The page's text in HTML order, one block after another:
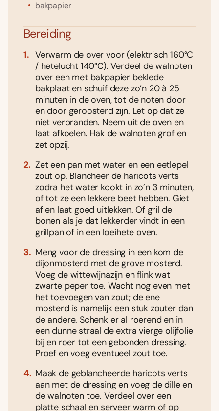
bakpapier
Bereiding
Verwarm de over voor (elektrisch 160°C
/ hetelucht 140°C). Verdeel de walnoten
over een met bakpapier beklede
bakplaat en schuif deze zo’n 20 à 25
minuten in de oven, tot de noten door
en door geroosterd zijn. Let op dat ze
niet verbranden. Neem uit de oven en
laat afkoelen. Hak de walnoten grof en
zet opzij.
Zet een pan met water en een eetlepel
zout op. Blancheer de haricots verts
zodra het water kookt in zo’n 3 minuten,
of tot ze een lekkere beet hebben. Giet
af en laat goed uitlekken. Of gril de
bonen als je dat lekkerder vindt in een
grillpan of in een loeihete oven.
Meng voor de dressing in een kom de
dijonmosterd met de grove mosterd.
Voeg de wittewijnazijn en flink wat
zwarte peper toe. Wacht nog even met
het toevoegen van zout; de ene
mosterd is namelijk een stuk zouter dan
de andere. Schenk er al roerend en in
een dunne straal de extra vierge olijfolie
bij en roer tot een gebonden dressing.
Proef en voeg eventueel zout toe.
Maak de geblancheerde haricots verts
aan met de dressing en voeg de dille en
de walnoten toe. Verdeel over een
platte schaal en serveer warm of op